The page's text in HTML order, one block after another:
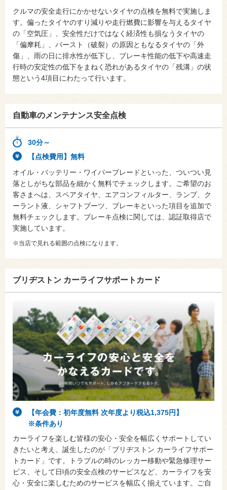
クルマの安全走行にかかせないタイヤの点検を無料で実施しま
す。偏ったタイヤのすり減りや走行燃費に影響を与えるタイヤ
の「空気圧」、安全性だけではなく経済性も損なうタイヤの
「偏摩耗」、バースト（破裂）の原因ともなるタイヤの「外
傷」、雨の日に排水性が低下し、ブレーキ性能の低下や高速走
行時の安定性の低下をまねく恐れがあるタイヤの「残溝」の状
態という4項目にわたって行います。
自動車のメンテナンス安全点検
30分～
【点検費用】無料
オイル・バッテリー・ワイパーブレードといった、ついつい見
落としがちな部品を細かく無料でチェックします。ご希望のお
客さまへは、スペアタイヤ、エアコンフィルター、ランプ、ク
ーラント液、シャフトブーツ、ブレーキといった項目を追加で
無料チェックします。ブレーキ点検に関しては、認証取得店で
実施しています。
※当店で見れる範囲の点検になります。
ブリヂストン カーライフサポートカード
【年会費：初年度無料 次年度より税込1,375円】
※条件あり
カーライフを楽しむ皆様の安心・安全を幅広くサポートしてい
きたいと考え、誕生したのが「ブリヂストン カーライフサポー
トカード」です。トラブルの時のレッカー移動や緊急修理サー
ビス、そして日頃の安全点検のサービスなど、カーライフを安
心・安全に楽しむためのサービスを幅広く揃えています。ご自